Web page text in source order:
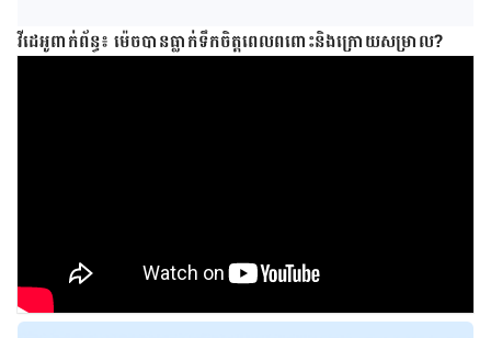
វីដេអូពាក់ព័ន្ធ៖ ម៉េចបានធ្លាក់ទឹកចិត្តពេលពពោះនិងក្រោយសម្រាល?